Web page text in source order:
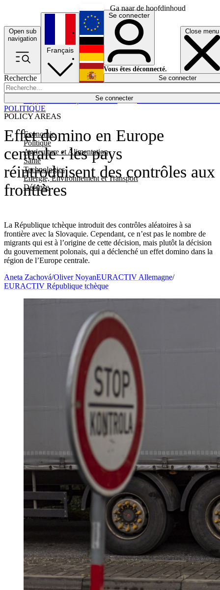
Ga naar de hoofdinhoud
Open sub
navigation
Close menu
Recherche
Se connecter
POLICY AREAS
Economie
Politique
Agriculture et Alimentation
Santé
Technologies
Energie, Environnement et Transport
Défense
Économie
Français
English
Deutsch
Español
Se connecter
Vous êtes déconnecté.
Se connecter
Effet domino en Europe
centrale : les pays
réintroduisent des contrôles aux
frontières
La République tchèque introduit des contrôles aléatoires à sa
frontière avec la Slovaquie. Cependant, ce n’est pas le nombre de
migrants qui est à l’origine de cette décision, mais plutôt la décision
du gouvernement polonais, qui a déclenché un effet domino dans la
région de l’Europe centrale.
POLITIQUE
Aneta Zachová/Oliver NoyanEURACTIV Allemagne/
EURACTIV République tchèque